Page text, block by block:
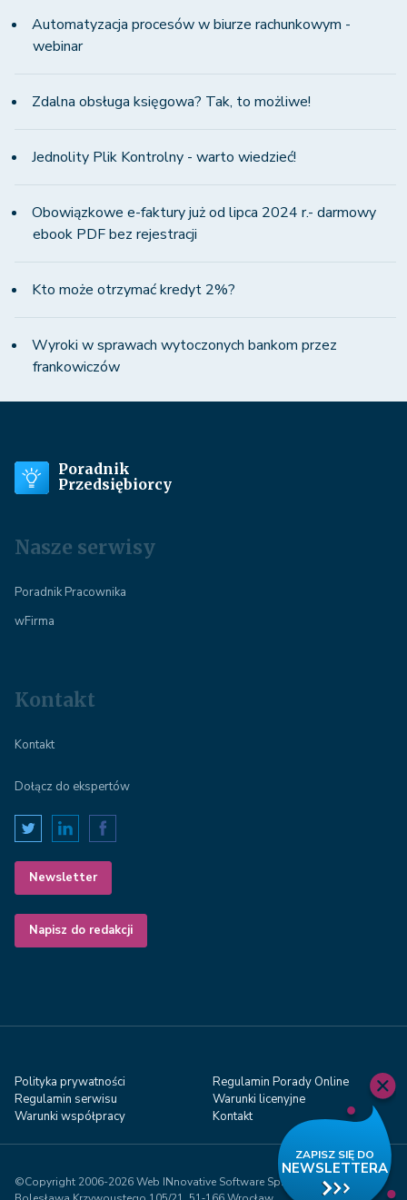
Automatyzacja procesów w biurze rachunkowym -
webinar
Zdalna obsługa księgowa? Tak, to możliwe!
Jednolity Plik Kontrolny - warto wiedzieć!
Obowiązkowe e-faktury już od lipca 2024 r.- darmowy
ebook PDF bez rejestracji
Kto może otrzymać kredyt 2%?
Wyroki w sprawach wytoczonych bankom przez
frankowiczów
Poradnik
Przedsiębiorcy
Nasze serwisy
Poradnik Pracownika
wFirma
Kontakt
Kontakt
Dołącz do ekspertów
Newsletter
Napisz do redakcji
Polityka prywatności
Regulamin Porady Online
Regulamin serwisu
Warunki licenyjne
Warunki współpracy
Kontakt
©Copyright 2006-2026 Web INnovative Software Sp. z o.o., ul.